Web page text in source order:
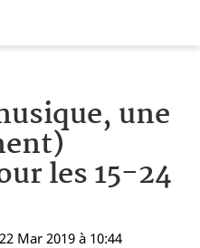
une
les 15-24
Mar 2019 à 10:44